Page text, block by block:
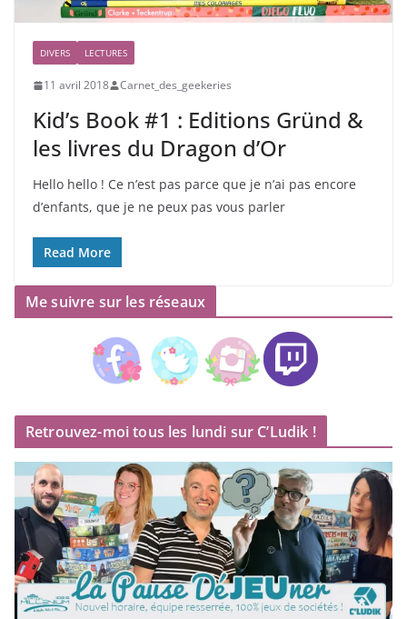
DIVERS LECTURES
11 avril 2018 Carnet_des_geekeries
Kid’s Book #1 : Editions Gründ &
les livres du Dragon d’Or
Hello hello ! Ce n’est pas parce que je n’ai pas encore
d’enfants, que je ne peux pas vous parler
Read More
Me suivre sur les réseaux
Retrouvez-moi tous les lundi sur C’Ludik !